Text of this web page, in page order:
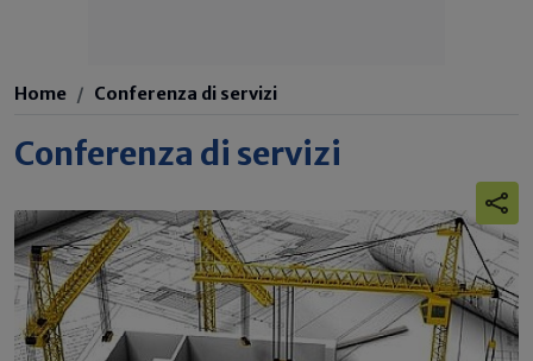
Home Conferenza di servizi
Conferenza di servizi